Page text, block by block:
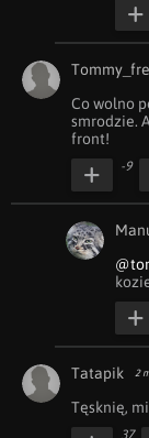
Co wolno
smrodzie.
front!
-9
Tatapik 2
Tęsknię,
37